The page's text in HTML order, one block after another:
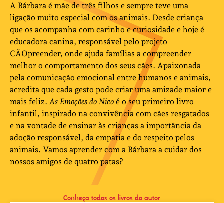
A Bárbara é mãe de três filhos e sempre teve uma
ligação muito especial com os animais. Desde criança
que os acompanha com carinho e curiosidade e hoje é
educadora canina, responsável pelo projeto
CÃOpreender, onde ajuda famílias a compreender
melhor o comportamento dos seus cães. Apaixonada
pela comunicação emocional entre humanos e animais,
acredita que cada gesto pode criar uma amizade maior e
mais feliz. As Emoções do Nico é o seu primeiro livro
infantil, inspirado na convivência com cães resgatados
e na vontade de ensinar às crianças a importância da
adoção responsável, da empatia e do respeito pelos
animais. Vamos aprender com a Bárbara a cuidar dos
nossos amigos de quatro patas?
Conheça todos os livros do autor